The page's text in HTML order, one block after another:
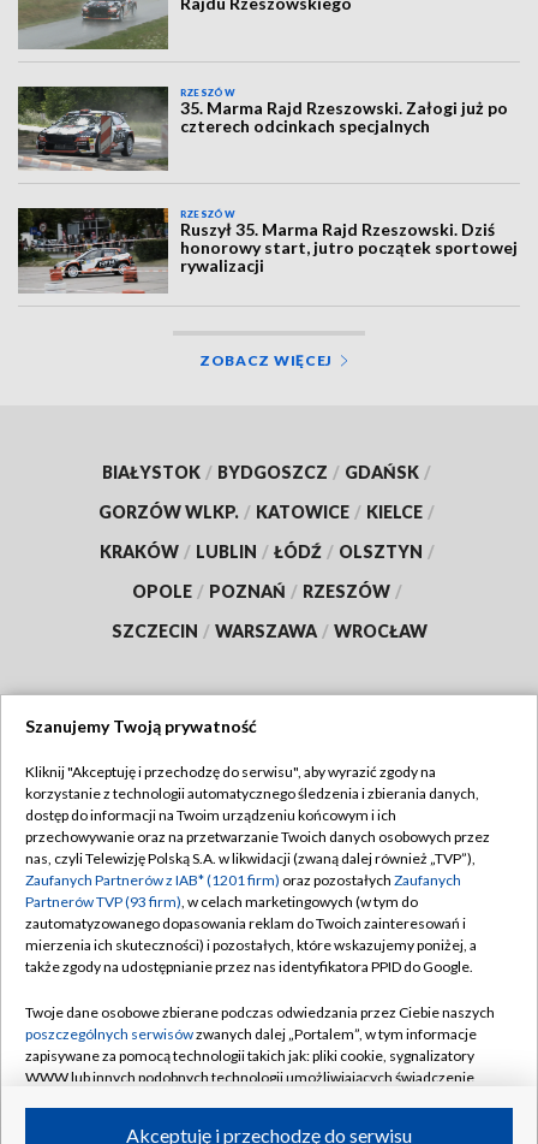
RZESZÓW
35. Marma Rajd Rzeszowski. Załogi już po
czterech odcinkach specjalnych
RZESZÓW
Ruszył 35. Marma Rajd Rzeszowski. Dziś
honorowy start, jutro początek sportowej
rywalizacji
ZOBACZ WIĘCEJ
BIAŁYSTOK / BYDGOSZCZ / GDAŃSK /
GORZÓW WLKP. / KATOWICE / KIELCE /
KRAKÓW / LUBLIN / ŁÓDŹ / OLSZTYN /
OPOLE / POZNAŃ / RZESZÓW /
SZCZECIN / WARSZAWA / WROCŁAW
TVP
Abonament TVP
Emisja w TVP
Centrum informacji TVP
Naziemna Telewizja Cyfrowa
Rada Programowa
System NOS
Informacje o nadawcy
Regulamin TVP
Polityka prywatności
Moje zgody
Pomoc
Kontakt
Kanały
Szanujemy Twoją prywatność
Kliknij "Akceptuję i przechodzę do serwisu", aby wyrazić zgody na
korzystanie z technologii automatycznego śledzenia i zbierania danych,
dostęp do informacji na Twoim urządzeniu końcowym i ich
przechowywanie oraz na przetwarzanie Twoich danych osobowych przez
nas, czyli Telewizję Polską S.A. w likwidacji (zwaną dalej również „TVP”),
Zaufanych Partnerów z IAB* (1201 firm) oraz pozostałych Zaufanych
Partnerów TVP (93 firm), w celach marketingowych (w tym do
zautomatyzowanego dopasowania reklam do Twoich zainteresowań i
mierzenia ich skuteczności) i pozostałych, które wskazujemy poniżej, a
także zgody na udostępnianie przez nas identyfikatora PPID do Google.
Twoje dane osobowe zbierane podczas odwiedzania przez Ciebie naszych
poszczególnych serwisówzwanych dalej „Portalem”, w tym informacje
zapisywane za pomocą technologii takich jak: pliki cookie, sygnalizatory
WWW lub innych podobnych technologii umożliwiających świadczenie
Akceptuję i przechodzę do serwisu